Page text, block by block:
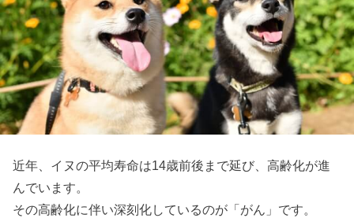
近年、イヌの平均寿命は14歳前後まで延び、高齢化が進
んでいます。
その高齢化に伴い深刻化しているのが「がん」です。